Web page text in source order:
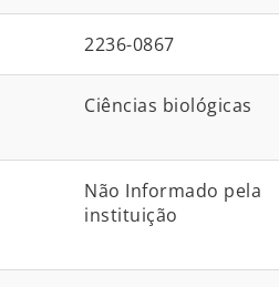
2236-0867
Ciências biológicas
Não Informado pela
instituição